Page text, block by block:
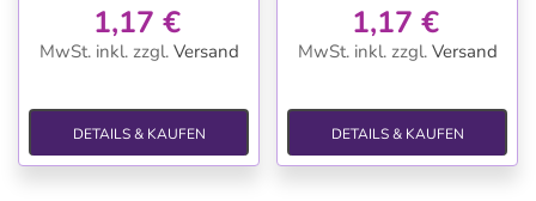
1,17 €
MwSt. inkl. zzgl. Versand
DETAILS & KAUFEN
1,17 €
MwSt. inkl. zzgl. Versand
DETAILS & KAUFEN